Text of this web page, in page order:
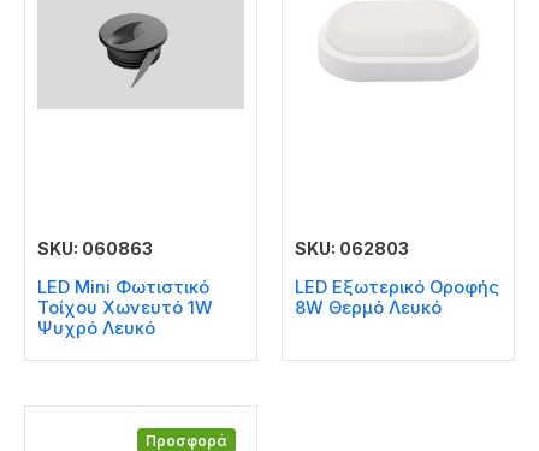
SKU: 060863
LED Mini Φωτιστικό
Τοίχου Χωνευτό 1W
Ψυχρό Λευκό
SKU: 062803
LED Εξωτερικό Οροφής
8W Θερμό Λευκό
Προσφορά